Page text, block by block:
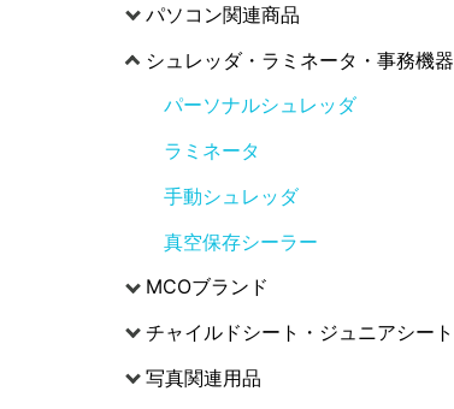
パソコン関連商品
シュレッダ・ラミネータ・事務機器
パーソナルシュレッダ
ラミネータ
手動シュレッダ
真空保存シーラー
MCOブランド
写真関連用品